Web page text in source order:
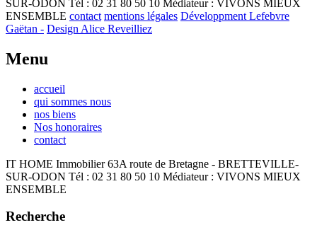
SUR-ODON Tél : 02 31 80 50 10 Médiateur : VIVONS MIEUX
ENSEMBLE contact mentions légales Développment Lefebvre
Gaëtan - Design Alice Reveilliez
Menu
accueil
qui sommes nous
nos biens
Nos honoraires
contact
IT HOME Immobilier 63A route de Bretagne - BRETTEVILLE-
SUR-ODON Tél : 02 31 80 50 10 Médiateur : VIVONS MIEUX
ENSEMBLE
Recherche